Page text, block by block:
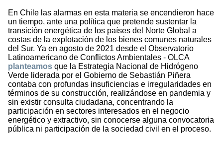
En Chile las alarmas en esta materia se encendieron hace
un tiempo, ante una política que pretende sustentar la
transición energética de los países del Norte Global a
costas de la explotación de los bienes comunes naturales
del Sur. Ya en agosto de 2021 desde el Observatorio
Latinoamericano de Conflictos Ambientales - OLCA
planteamos que la Estrategia Nacional de Hidrógeno
Verde liderada por el Gobierno de Sebastián Piñera
contaba con profundas insuficiencias e irregularidades en
términos de su construcción, realizándose en pandemia y
sin existir consulta ciudadana, concentrando la
participación en sectores interesados en el negocio
energético y extractivo, sin conocerse alguna convocatoria
pública ni participación de la sociedad civil en el proceso.